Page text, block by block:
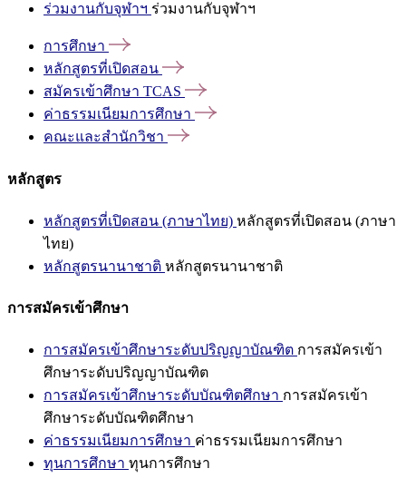
ร่วมงานกับจุฬาฯ ร่วมงานกับจุฬาฯ
การศึกษา
หลักสูตรที่เปิดสอน
สมัครเข้าศึกษา TCAS
ค่าธรรมเนียมการศึกษา
คณะและสำนักวิชา
หลักสูตร
หลักสูตรที่เปิดสอน (ภาษาไทย) หลักสูตรที่เปิดสอน (ภาษา
ไทย)
หลักสูตรนานาชาติ หลักสูตรนานาชาติ
การสมัครเข้าศึกษา
การสมัครเข้าศึกษาระดับปริญญาบัณฑิต การสมัครเข้า
ศึกษาระดับปริญญาบัณฑิต
การสมัครเข้าศึกษาระดับบัณฑิตศึกษา การสมัครเข้า
ศึกษาระดับบัณฑิตศึกษา
ค่าธรรมเนียมการศึกษา ค่าธรรมเนียมการศึกษา
ทุนการศึกษา ทุนการศึกษา